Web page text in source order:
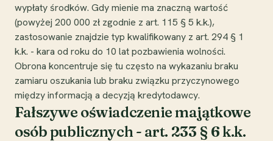
wypłaty środków. Gdy mienie ma znaczną wartość
(powyżej 200 000 zł zgodnie z art. 115 § 5 k.k.),
zastosowanie znajdzie typ kwalifikowany z art. 294 § 1
k.k. - kara od roku do 10 lat pozbawienia wolności.
Obrona koncentruje się tu często na wykazaniu braku
zamiaru oszukania lub braku związku przyczynowego
między informacją a decyzją kredytodawcy.
Fałszywe oświadczenie majątkowe
osób publicznych - art. 233 § 6 k.k.